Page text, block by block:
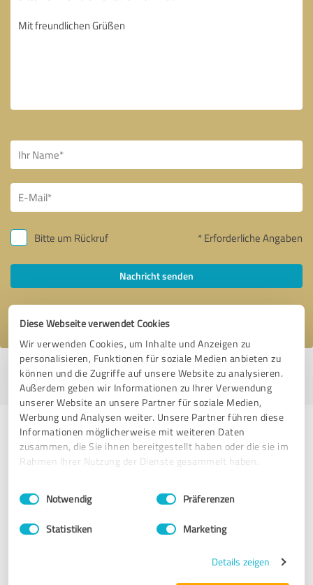
Diese Webseite verwendet Cookies
Wir verwenden Cookies, um Inhalte und Anzeigen zu
personalisieren, Funktionen für soziale Medien anbieten zu
können und die Zugriffe auf unsere Website zu analysieren.
Außerdem geben wir Informationen zu Ihrer Verwendung
unserer Website an unsere Partner für soziale Medien,
Werbung und Analysen weiter. Unsere Partner führen diese
Informationen möglicherweise mit weiteren Daten
zusammen, die Sie ihnen bereitgestellt haben oder die sie im
Rahmen Ihrer Nutzung der Dienste gesammelt haben.
Impressum Datenschutzbestimmungen
Einwilligungsauswahl
Notwendig Präferenzen
Statistiken Marketing
Details zeigen
Bitte um Rückruf * Erforderliche Angaben
Nachricht senden
Ich stimme den
Profil aktiv seit 16.03.2021 |Letzte Aktualisierung: 19.07.2026|Profil
melden
Erfahrungen zu weiteren
Anbietern aus dem Bereich
Goldankauf Richter